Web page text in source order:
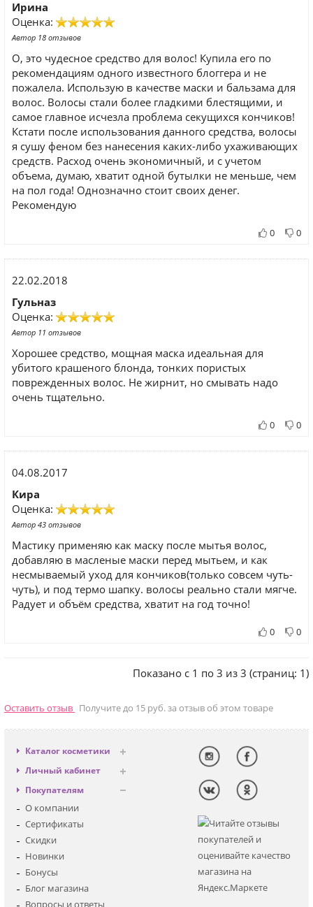
Ирина
Оценка:
Автор 18 отзывов
О, это чудесное средство для волос! Купила его по
рекомендациям одного известного блоггера и не
пожалела. Использую в качестве маски и бальзама для
волос. Волосы стали более гладкими блестящими, и
самое главное исчезла проблема секущихся кончиков!
Кстати после использования данного средства, волосы
я сушу феном без нанесения каких-либо ухаживающих
средств. Расход очень экономичный, и с учетом
объема, думаю, хватит одной бутылки не меньше, чем
на пол года! Однозначно стоит своих денег.
Рекомендую
0 0
22.02.2018
Гульназ
Оценка:
Автор 11 отзывов
Хорошее средство, мощная маска идеальная для
убитого крашеного блонда, тонких пористых
поврежденных волос. Не жирнит, но смывать надо
очень тщательно.
0 0
04.08.2017
Кира
Оценка:
Автор 43 отзывов
Мастику применяю как маску после мытья волос,
добавляю в масленые маски перед мытьем, и как
несмываемый уход для кончиков(только совсем чуть-
чуть), и под термо шапку. волосы реально стали мягче.
Радует и объём средства, хватит на год точно!
0 0
Показано с 1 по 3 из 3 (страниц: 1)
Оставить отзыв Получите до 15 руб. за отзыв об этом товаре
Каталог косметики
Антивозрастная
Декоративная
Для глаз
Для тела
Наборы
Личный кабинет
Вход
Регистрация
Покупателям
О компании
Сертификаты
Скидки
Новинки
Бонусы
Блог магазина
Вопросы и ответы